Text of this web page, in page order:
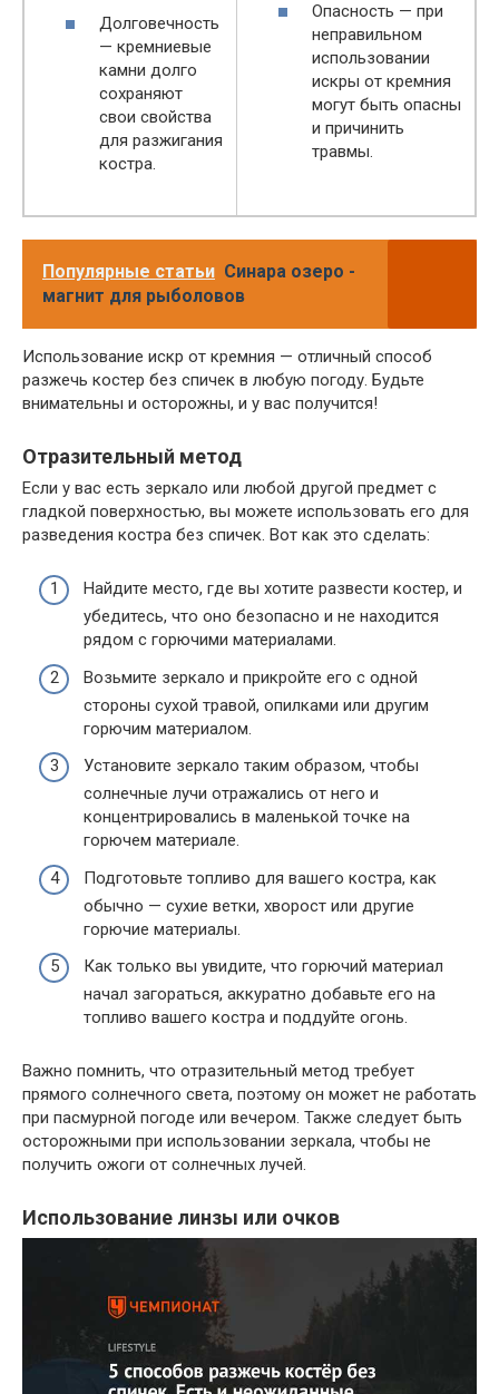
Долговечность
— кремниевые
камни долго
сохраняют
свои свойства
для разжигания
костра.
Опасность — при
неправильном
использовании
искры от кремния
могут быть опасны
и причинить
травмы.
Популярные статьи Синара озеро -
магнит для рыболовов
Использование искр от кремния — отличный способ
разжечь костер без спичек в любую погоду. Будьте
внимательны и осторожны, и у вас получится!
Отразительный метод
Если у вас есть зеркало или любой другой предмет с
гладкой поверхностью, вы можете использовать его для
разведения костра без спичек. Вот как это сделать:
Найдите место, где вы хотите развести костер, и
убедитесь, что оно безопасно и не находится
рядом с горючими материалами.
Возьмите зеркало и прикройте его с одной
стороны сухой травой, опилками или другим
горючим материалом.
Установите зеркало таким образом, чтобы
солнечные лучи отражались от него и
концентрировались в маленькой точке на
горючем материале.
Подготовьте топливо для вашего костра, как
обычно — сухие ветки, хворост или другие
горючие материалы.
Как только вы увидите, что горючий материал
начал загораться, аккуратно добавьте его на
топливо вашего костра и поддуйте огонь.
Важно помнить, что отразительный метод требует
прямого солнечного света, поэтому он может не работать
при пасмурной погоде или вечером. Также следует быть
осторожными при использовании зеркала, чтобы не
получить ожоги от солнечных лучей.
Использование линзы или очков